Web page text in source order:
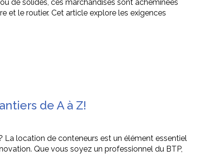
de solides, ces marchandises sont acheminées
et le routier. Cet article explore les exigences
de A à Z!
location de conteneurs est un élément essentiel
Que vous soyez un professionnel du BTP,